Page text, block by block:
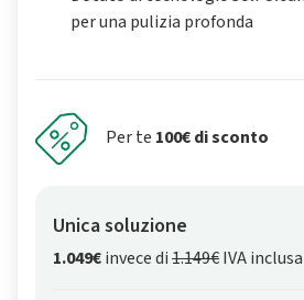
per una pulizia profonda
Per te 100€ di sconto
Unica soluzione
1.049€invece di1.149€IVA inclusa